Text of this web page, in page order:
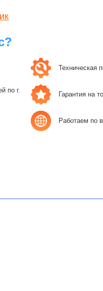
Техническая
по г.
Гарантия на
Работаем по